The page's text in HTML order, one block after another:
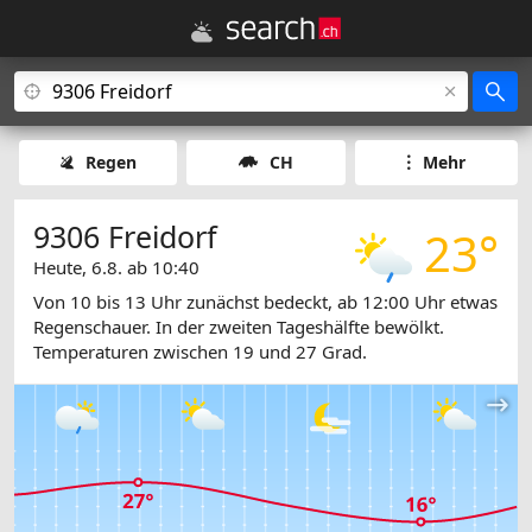
Regen CH Mehr
23°
9306 Freidorf
Heute, 6.8. ab 10:40
Von 10 bis 13 Uhr zunächst bedeckt, ab 12:00 Uhr etwas
Regenschauer. In der zweiten Tageshälfte bewölkt.
Temperaturen zwischen 19 und 27 Grad.